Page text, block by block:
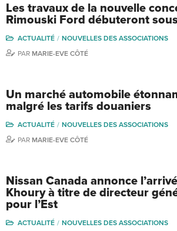
Les travaux de la nouvelle
Rimouski Ford débuteront
ACTUALITÉ
NOUVELLES DES ASSOCIATIONS
PAR MARIE-EVE CÔTÉ
Un marché automobile
malgré les tarifs douaniers
ACTUALITÉ
NOUVELLES DES ASSOCIATIONS
PAR MARIE-EVE CÔTÉ
Nissan Canada annonce
Khoury à titre de directeur
pour l’Est
ACTUALITÉ
NOUVELLES DES ASSOCIATIONS